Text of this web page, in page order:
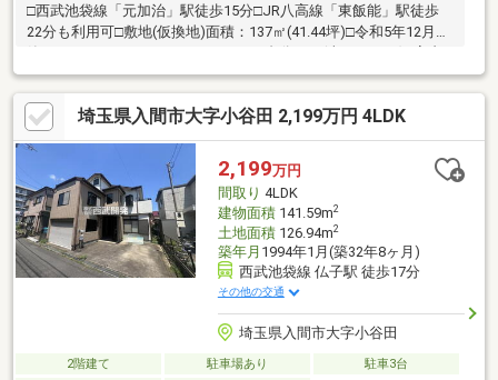
□西武池袋線「元加治」駅徒歩15分□JR八高線「東飯能」駅徒歩
22分も利用可□敷地(仮換地)面積：137㎡(41.44坪)□令和5年12月
丁寧にお使いです― 設備・仕様 ―□太陽光ソーラーパネル□浴室換
気乾燥暖房機□食器洗浄機□キッチンに造り付け収納、勝手口□1階
にシャッター□床下収納□パントリー□1階トイレは引き戸□ペアガ
ラス□バルコニーは軒が広く洗濯に便利□2階洋室約6.0帖にロフト
埼玉県入間市大字小谷田 2,199万円 4LDK
2,199万円
間取り 4LDK
建物面積141.59m2
土地面積126.94m2
築年月 1994年1月(築32年8ヶ月)
西武池袋線 仏子駅 徒歩17分
その他の交通
埼玉県入間市大字小谷田
2階建て 駐車場あり
駐車3台